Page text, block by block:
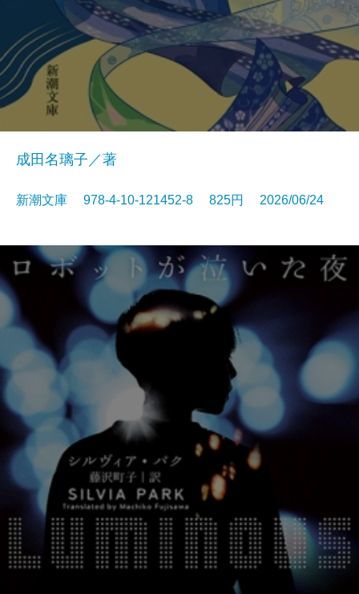
成田名璃子／著
新潮文庫 978-4-10-121452-8 825円 2026/06/24